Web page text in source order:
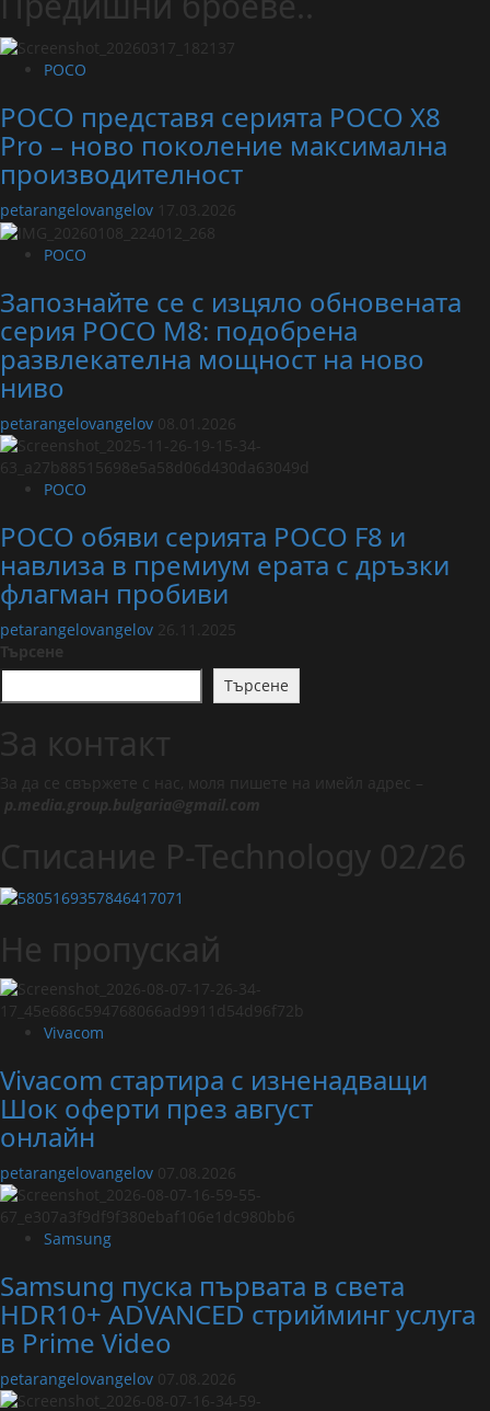
POCO
POCO представя серията POCO X8
Pro – ново поколение максимална
производителност
petarangelovangelov 17.03.2026
POCO
Запознайте се с изцяло обновената
серия POCO M8: подобрена
развлекателна мощност на ново
ниво
petarangelovangelov 08.01.2026
POCO
POCO обяви серията POCO F8 и
навлиза в премиум ерата с дръзки
флагман пробиви
petarangelovangelov 26.11.2025
Търсене
Търсене
За контакт
За да се свържете с нас, моля пишете на имейл адрес –
p.media.group.bulgaria@gmail.com
Списание P-Technology 02/26
Не пропускай
Vivacom
Vivacom стартира с изненадващи
Шок оферти през август
онлайн
petarangelovangelov 07.08.2026
Samsung
Samsung пуска първата в света
HDR10+ ADVANCED стрийминг услуга
в Prime Video
petarangelovangelov 07.08.2026